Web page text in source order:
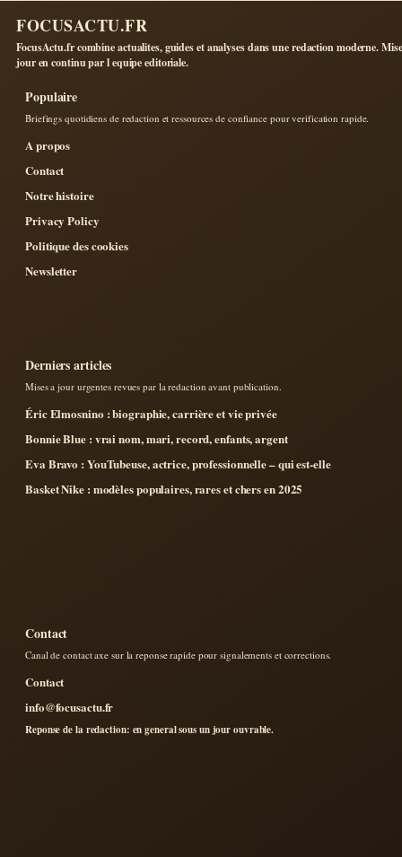
FOCUSACTU.FR
FocusActu.fr combine actualites, guides et analyses dans une redaction moderne.
jour en continu par l equipe editoriale.
Populaire
Briefings quotidiens de redaction et ressources de confiance pour verification rapide.
A propos
Contact
Notre histoire
Privacy Policy
Politique des cookies
Newsletter
Derniers articles
Mises a jour urgentes revues par la redaction avant publication.
Éric Elmosnino : biographie, carrière et vie privée
Bonnie Blue : vrai nom, mari, record, enfants, argent
Eva Bravo : YouTubeuse, actrice, professionnelle – qui est-elle
Basket Nike : modèles populaires, rares et chers en 2025
Contact
Canal de contact axe sur la reponse rapide pour signalements et corrections.
Contact
info@focusactu.fr
Reponse de la redaction: en general sous un jour ouvrable.